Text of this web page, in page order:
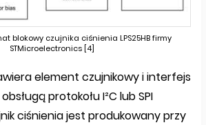
blokowy czujnika ciśnienia LPS25HB firmy
STMicroelectronics [4]
element czujnikowy i interfejs
protokołu I²C lub SPI
ciśnienia jest produkowany przy